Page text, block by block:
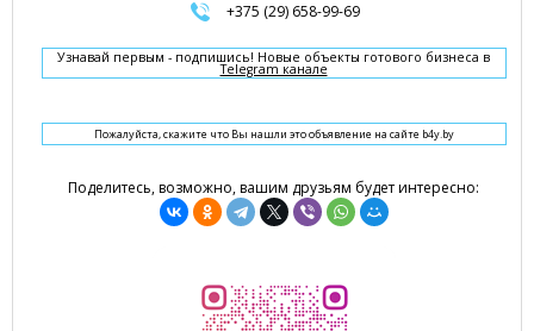
+375 (29) 658-99-69
Узнавай первым - подпишись! Новые объекты готового бизнеса в
Telegram канале
Пожалуйста, скажите что Вы нашли это объявление на сайте b4y.by
Поделитесь, возможно, вашим друзьям будет интересно: